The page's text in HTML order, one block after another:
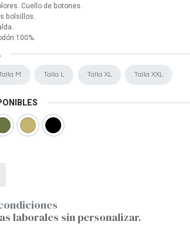
Cuello de botones.
bolsillos.
100%.
M Talla L Talla XL Talla XXL
laborales sin personalizar.